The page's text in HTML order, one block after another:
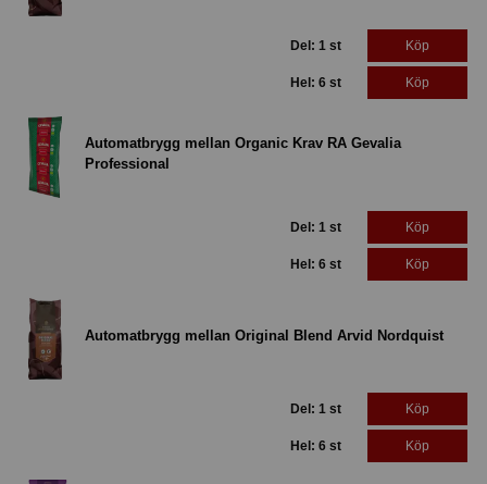
Del: 1 st Köp
Hel: 6 st Köp
Automatbrygg mellan Organic Krav RA Gevalia
Professional
Del: 1 st Köp
Hel: 6 st Köp
Automatbrygg mellan Original Blend Arvid Nordquist
Del: 1 st Köp
Hel: 6 st Köp